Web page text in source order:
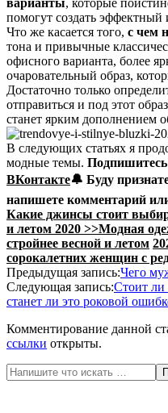
помогут создать эффектный
Что же касается того, с чем
тона и привычные
офисного варианта, более
очаровательный образ,
Достаточно только
отправиться и под этот
станет ярким дополнением
В следующих статьях я
модные темы. Подпишитесь
ВКонтакте🔔 Буду
напишете комментарий
Какие джинсы стоит
и летом 2020 >>Модная
стройнее весной и летом
сорокалетних женщин с
2020-
05-
13
Предыдущая запись:Чего
Следующая запись:Стоит ли
станет ли это роковой
Комментирование данной
ссылки открыты.
Поиск